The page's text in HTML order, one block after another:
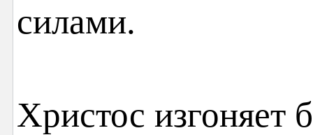
силами.
Христос изгоняет